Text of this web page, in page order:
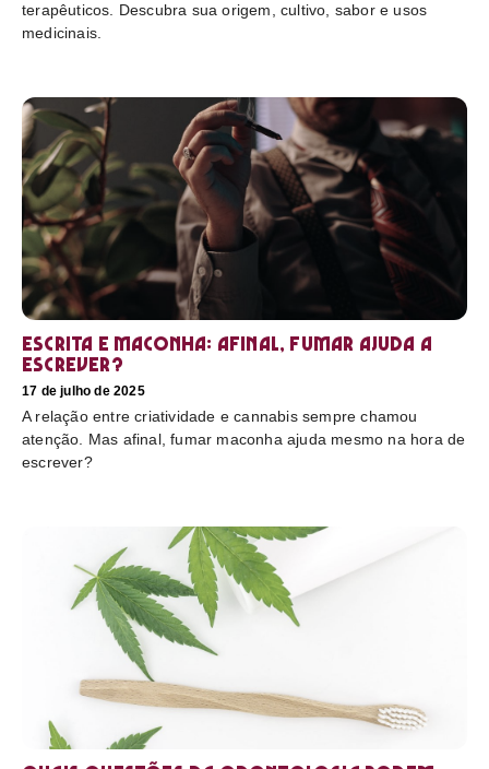
terapêuticos. Descubra sua origem, cultivo, sabor e usos
medicinais.
Escrita e maconha: afinal, fumar ajuda a
escrever?
17 de julho de 2025
A relação entre criatividade e cannabis sempre chamou
atenção. Mas afinal, fumar maconha ajuda mesmo na hora de
escrever?